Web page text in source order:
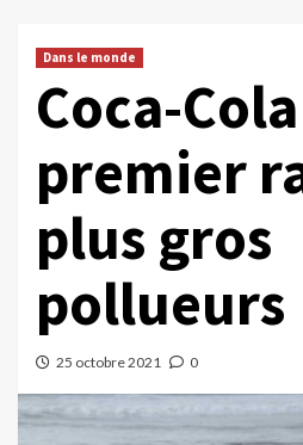
Dans le monde
Coca-
premier
plus gros
pollueurs
25 octobre 2021 0